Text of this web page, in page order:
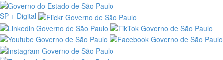
SP + Digital